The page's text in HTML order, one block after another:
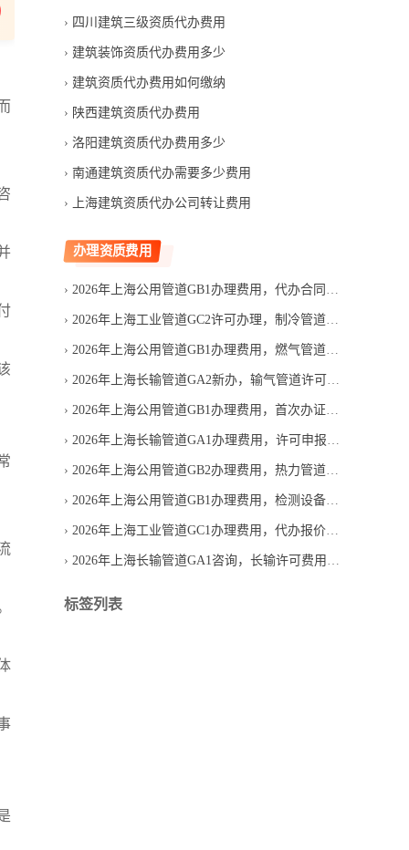
四川建筑三级资质代办费用
建筑装饰资质代办费用多少
建筑资质代办费用如何缴纳
陕西建筑资质代办费用
洛阳建筑资质代办费用多少
南通建筑资质代办需要多少费用
上海建筑资质代办公司转让费用
办理资质费用
2026年上海公用管道GB1办理费用，代办合同应写清哪些项目
2026年上海工业管道GC2许可办理，制冷管道设计资质费用多少
2026年上海公用管道GB1办理费用，燃气管道许可成本怎么组成
2026年上海长输管道GA2新办，输气管道许可费用由哪些部分组成
2026年上海公用管道GB1办理费用，首次办证支出如何构成
2026年上海长输管道GA1办理费用，许可申报成本有哪些
2026年上海公用管道GB2办理费用，热力管道代办报价合理吗
2026年上海公用管道GB1办理费用，检测设备投入怎么算
2026年上海工业管道GC1办理费用，代办报价为何差异较大
2026年上海长输管道GA1咨询，长输许可费用如何判断
标签列表